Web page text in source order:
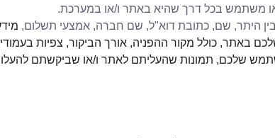
או משתמש בכל דרך שהיא באתר ו/או במערכת.
היתר, שם, כתובת דוא"ל, שם חברה, אמצעי תשלום,
באתר, כולל מקור ההפניה, אורך הביקור, צפיות
שלכם, תמונות שהעליתם לאתר ו/או שביקשתם